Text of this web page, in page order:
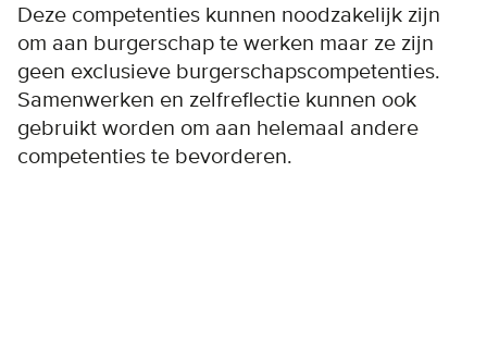
Deze competenties kunnen noodzakelijk zijn
om aan burgerschap te werken maar ze zijn
geen exclusieve burgerschapscompetenties.
Samenwerken en zelfreflectie kunnen ook
gebruikt worden om aan helemaal andere
competenties te bevorderen.